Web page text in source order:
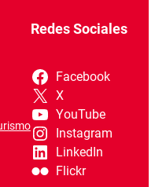
Redes Sociales
Facebook
X
YouTube
Instagram
LinkedIn
Flickr